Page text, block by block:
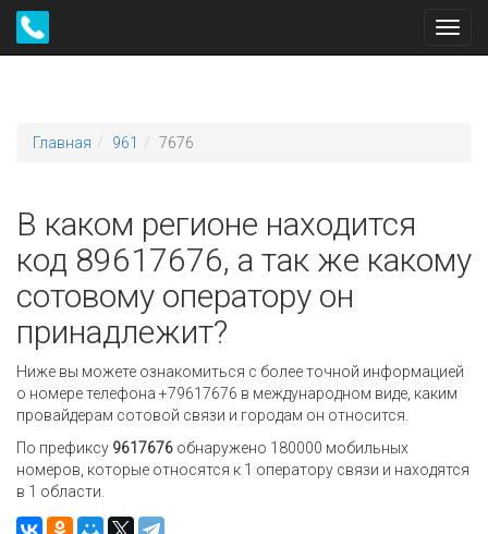
Главная 961 7676
В каком регионе находится
код 89617676, а так же какому
сотовому оператору он
принадлежит?
Ниже вы можете ознакомиться с более точной информацией
о номере телефона +79617676 в международном виде, каким
провайдерам сотовой связи и городам он относится.
По префиксу 9617676 обнаружено 180000 мобильных
номеров, которые относятся к 1 оператору связи и находятся
в 1 области.